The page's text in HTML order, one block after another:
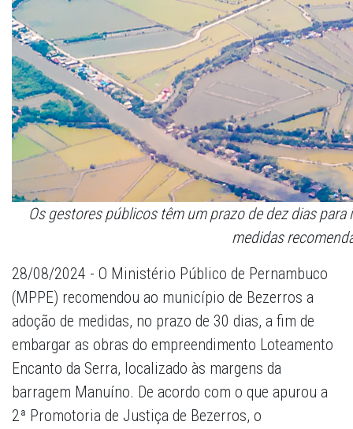
Os gestores públicos têm um prazo de dez dias
medidas
28/08/2024 - O Ministério Público de Pernambuco
(MPPE) recomendou ao município de Bezerros a
adoção de medidas, no prazo de 30 dias, a fim de
embargar as obras do empreendimento Loteamento
Encanto da Serra, localizado às margens da
barragem Manuíno. De acordo com o que apurou a
2ª Promotoria de Justiça de Bezerros, o